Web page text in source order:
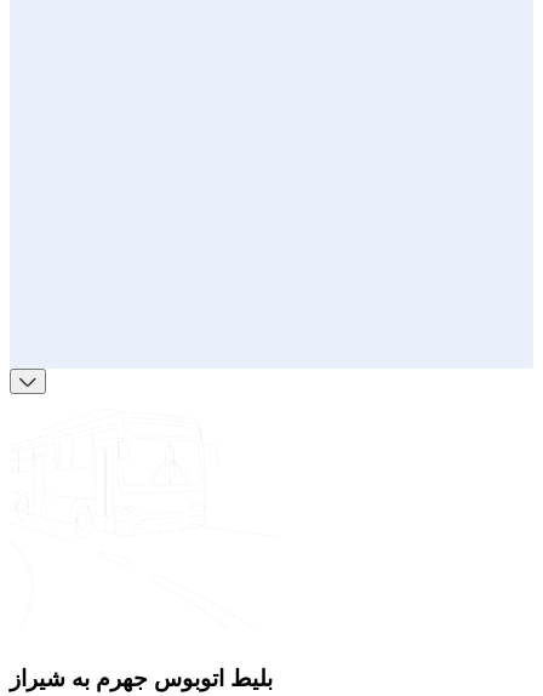
بلیط اتوبوس جهرم به شیراز